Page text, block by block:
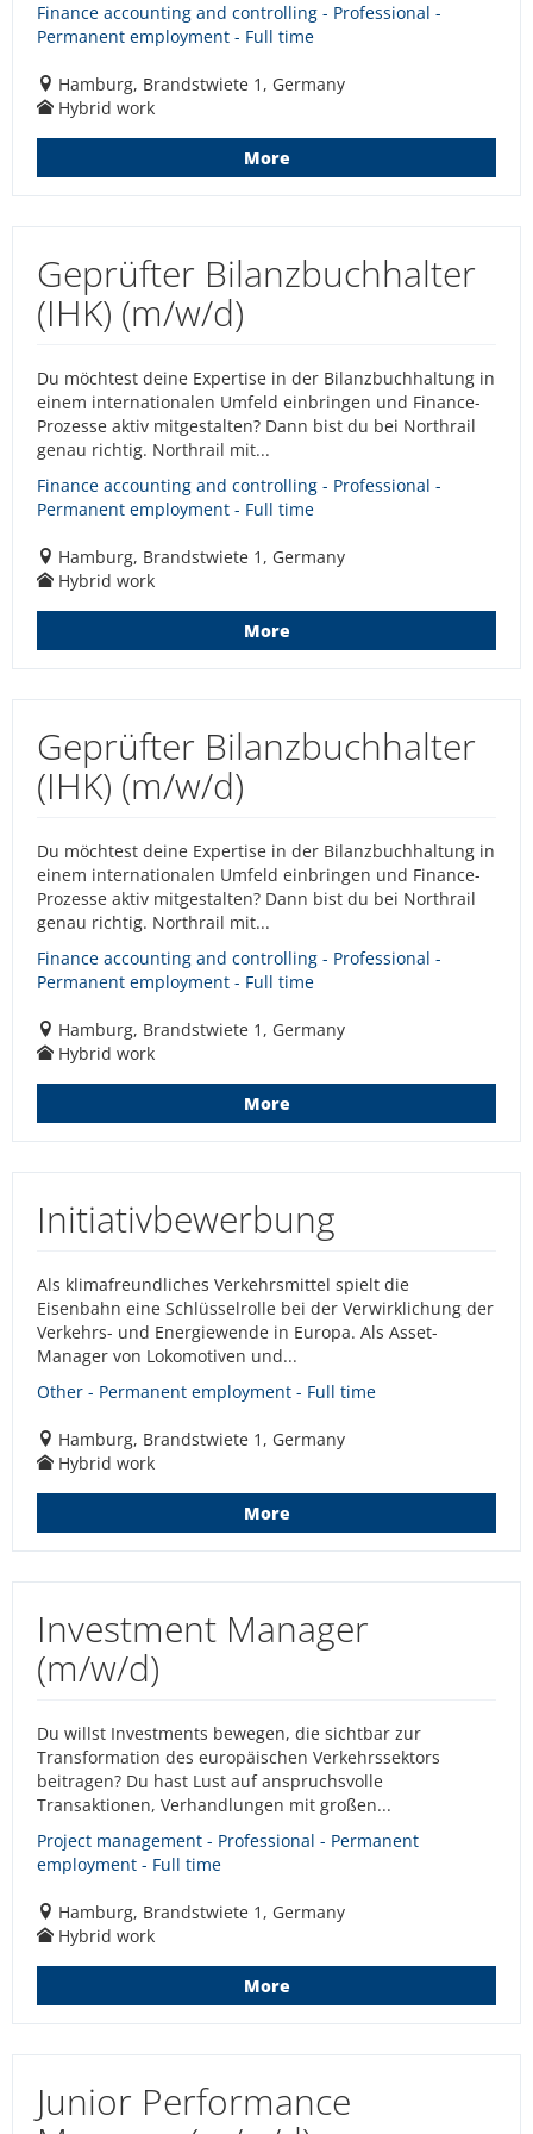
Finance accounting and controlling - Professional -
Permanent employment - Full time
Hamburg, Brandstwiete 1, Germany
Hybrid work
More
Geprüfter Bilanzbuchhalter
(IHK) (m/w/d)
Du möchtest deine Expertise in der Bilanzbuchhaltung in
einem internationalen Umfeld einbringen und Finance-
Prozesse aktiv mitgestalten? Dann bist du bei Northrail
genau richtig. Northrail mit...
Finance accounting and controlling - Professional -
Permanent employment - Full time
Hamburg, Brandstwiete 1, Germany
Hybrid work
More
Geprüfter Bilanzbuchhalter
(IHK) (m/w/d)
Du möchtest deine Expertise in der Bilanzbuchhaltung in
einem internationalen Umfeld einbringen und Finance-
Prozesse aktiv mitgestalten? Dann bist du bei Northrail
genau richtig. Northrail mit...
Finance accounting and controlling - Professional -
Permanent employment - Full time
Hamburg, Brandstwiete 1, Germany
Hybrid work
More
Initiativbewerbung
Als klimafreundliches Verkehrsmittel spielt die
Eisenbahn eine Schlüsselrolle bei der Verwirklichung der
Verkehrs- und Energiewende in Europa. Als Asset-
Manager von Lokomotiven und...
Other - Permanent employment - Full time
Hamburg, Brandstwiete 1, Germany
Hybrid work
More
Investment Manager
(m/w/d)
Du willst Investments bewegen, die sichtbar zur
Transformation des europäischen Verkehrssektors
beitragen? Du hast Lust auf anspruchsvolle
Transaktionen, Verhandlungen mit großen...
Project management - Professional - Permanent
employment - Full time
Hamburg, Brandstwiete 1, Germany
Hybrid work
More
Junior Performance